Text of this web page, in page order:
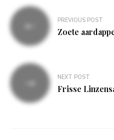
Bericht
navigatie
PREVIOUS POST
Zoete
NEXT POST
Frisse